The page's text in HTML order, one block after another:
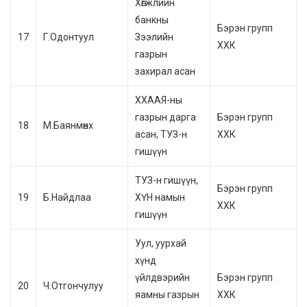
17 Г.Одонтуул
Хөгжлийн
банкны
Зээлийн
газрын
захирал асан
Бэрэн групп
ХХК
18 М.Баянмөнх
ХХААЯ-ны
газрын дарга
асан, ТУЗ-н
гишүүн
Бэрэн групп
ХХК
19 Б.Найдлаа
ТУЗ-н гишүүн,
ХҮН намын
гишүүн
Бэрэн групп
ХХК
20 Ч.Отгончулуу
Уул, уурхай
хүнд
үйлдвэрийн
яамны газрын
Бэрэн групп
ХХК